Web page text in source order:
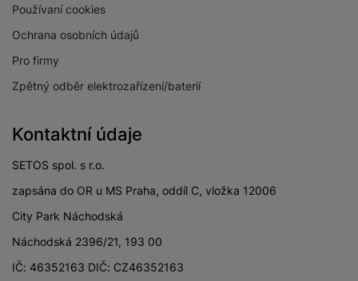
Používaní cookies
Ochrana osobních údajů
Pro firmy
Zpětný odběr elektrozařízení/baterií
Kontaktní údaje
SETOS spol. s r.o.
zapsána do OR u MS Praha, oddíl C, vložka 12006
City Park Náchodská
Náchodská 2396/21, 193 00
IČ: 46352163 DIČ: CZ46352163